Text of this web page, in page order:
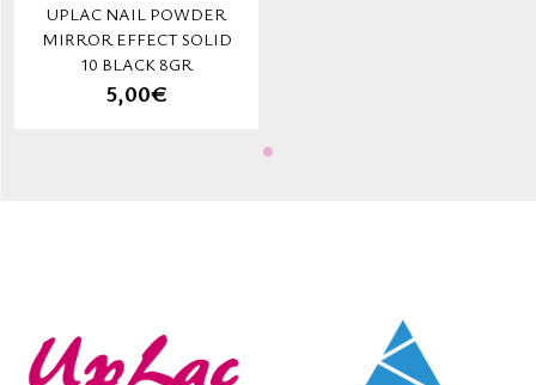
UPLAC NAIL POWDER
MIRROR EFFECT SOLID
10 BLACK 8GR
5,00€